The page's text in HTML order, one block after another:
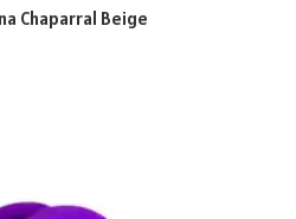
Chaparral Beige